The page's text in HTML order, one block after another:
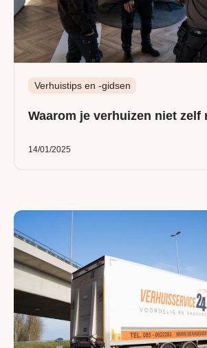
Verhuistips en -gidsen
Waarom je verhuizen niet zelf
14/01/2025